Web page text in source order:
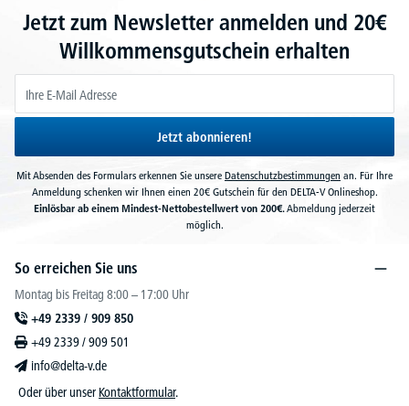
Jetzt zum Newsletter anmelden und 20€
Willkommensgutschein erhalten
Jetzt abonnieren!
Mit Absenden des Formulars erkennen Sie unsere Datenschutzbestimmungen an. Für Ihre
Anmeldung schenken wir Ihnen einen 20€ Gutschein für den DELTA-V Onlineshop.
Einlösbar ab einem Mindest-Nettobestellwert von 200€.Abmeldung jederzeit
möglich.
So erreichen Sie uns
Montag bis Freitag 8:00 – 17:00 Uhr
+49 2339 / 909 850
+49 2339 / 909 501
info@delta-v.de
Oder über unser Kontaktformular.